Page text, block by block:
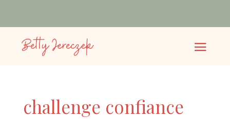
challenge confiance